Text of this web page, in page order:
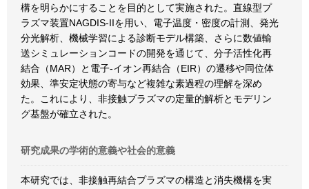
構を明らかにすることを目的として実施された。直線型プ
ラズマ装置NAGDIS-IIを用い、電子温度・密度の計測、発光
分光解析、機械学習による診断モデル構築、さらに数値輸
送シミュレーションコードの開発を通じて、分子活性化再
結合（MAR）と電子-イオン再結合（EIR）の遷移や同位体
効果、準安定状態の寄与など複雑な素過程の理解を深め
た。これにより、非接触プラズマの定量的解析とモデリン
グ基盤が確立された。
研究成果の学術的意義や社会的意義
本研究では、非接触再結合プラズマの構造と消失機構を実